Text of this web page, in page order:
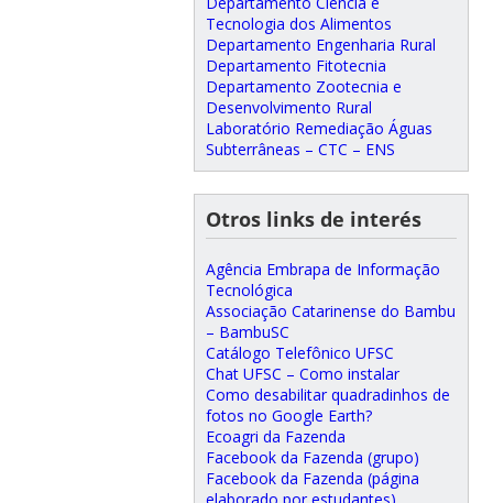
Tecnologia dos Alimentos
Departamento Engenharia Rural
Departamento Fitotecnia
Departamento Zootecnia e
Desenvolvimento Rural
Laboratório Remediação Águas
Subterrâneas – CTC – ENS
Otros links de interés
Agência Embrapa de Informação
Tecnológica
Associação Catarinense do Bambu
– BambuSC
Catálogo Telefônico UFSC
Chat UFSC – Como instalar
Como desabilitar quadradinhos de
fotos no Google Earth?
Ecoagri da Fazenda
Facebook da Fazenda (grupo)
Facebook da Fazenda (página